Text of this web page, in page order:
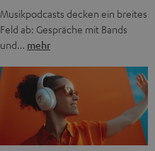
Musikpodcasts decken ein breites
Feld ab: Gespräche mit Bands
und… mehr